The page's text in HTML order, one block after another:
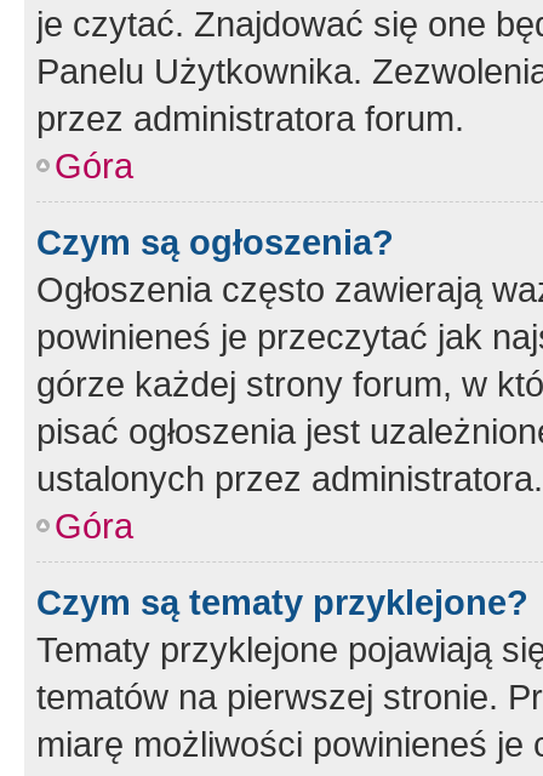
je czytać. Znajdować się one
Panelu Użytkownika.
przez administratora forum.
Góra
Czym są ogłoszenia?
Ogłoszenia często zawierają
powinieneś je przeczytać jak
górze każdej strony forum, w
pisać ogłoszenia jest
ustalonych przez administratora.
Góra
Czym są tematy przyklejone?
Tematy przyklejone pojawiają
tematów na pierwszej stronie.
miarę możliwości powinieneś je